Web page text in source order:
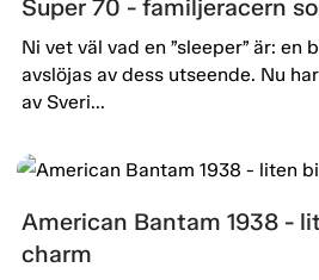
Super 70 - familjeracern
Ni vet väl vad en ”sleeper” är: en
avslöjas av dess utseende. Nu
av Sveri...
American Bantam 1938 -
charm